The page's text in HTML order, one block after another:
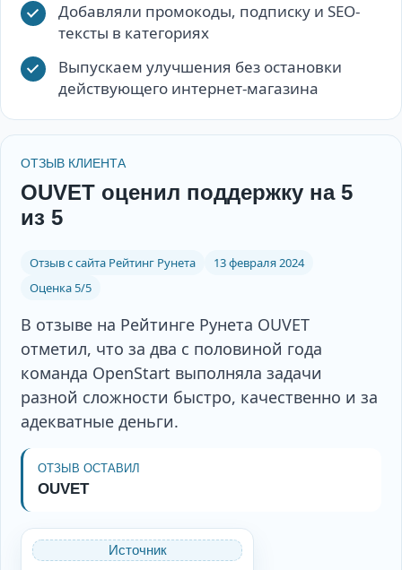
Добавляли промокоды, подписку и SEO-
тексты в категориях
Выпускаем улучшения без остановки
действующего интернет-магазина
ОТЗЫВ КЛИЕНТА
OUVET оценил поддержку на 5
из 5
Отзыв с сайта Рейтинг Рунета
13 февраля 2024
Оценка 5/5
В отзыве на Рейтинге Рунета OUVET
отметил, что за два с половиной года
команда OpenStart выполняла задачи
разной сложности быстро, качественно и за
адекватные деньги.
ОТЗЫВ ОСТАВИЛ
OUVET
Источник